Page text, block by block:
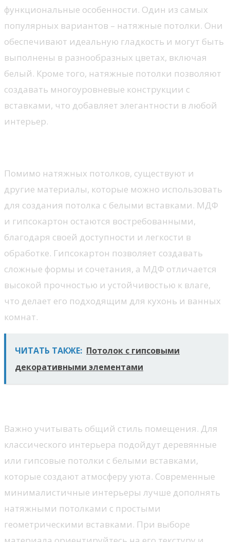
функциональные особенности. Один из самых
популярных вариантов – натяжные потолки. Они
обеспечивают идеальную гладкость и могут быть
выполнены в разнообразных цветах, включая
белый. Кроме того, натяжные потолки позволяют
создавать многоуровневые конструкции с
вставками, что добавляет элегантности в любой
интерьер.
Помимо натяжных потолков, существуют и
другие материалы, которые можно использовать
для создания потолка с белыми вставками. МДФ
и гипсокартон остаются востребованными,
благодаря своей доступности и легкости в
обработке. Гипсокартон позволяет создавать
сложные формы и сочетания, а МДФ отличается
высокой прочностью и устойчивостью к влаге,
что делает его подходящим для кухонь и ванных
комнат.
ЧИТАТЬ ТАКЖЕ: Потолок с гипсовыми
декоративными элементами
Важно учитывать общий стиль помещения. Для
классического интерьера подойдут деревянные
или гипсовые потолки с белыми вставками,
которые создают атмосферу уюта. Современные
минималистичные интерьеры лучше дополнять
натяжными потолками с простыми
геометрическими вставками. При выборе